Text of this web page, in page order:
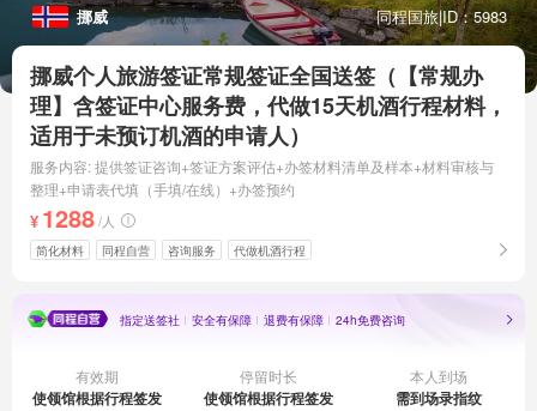
挪威 同程国旅|ID：5983
挪威个人旅游签证常规签证全国送签（【常规办
理】含签证中心服务费，代做15天机酒行程材料，
适用于未预订机酒的申请人）
服务内容: 提供签证咨询+签证方案评估+办签材料清单及样本+材料审核与
整理+申请表代填（手填/在线）+办签预约
¥ 1288/人
简化材料 同程自营 咨询服务 代做机酒行程
指定送签社 安全有保障 退费有保障 24h免费咨询
有效期
使领馆根据行程签发
停留时长
使领馆根据行程签发
本人到场
需到场录指纹